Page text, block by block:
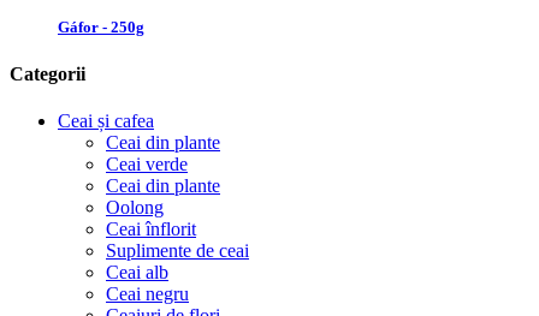
Gáfor - 250g
Categorii
Ceai și cafea
Ceai din plante
Ceai verde
Ceai din plante
Oolong
Ceai înflorit
Suplimente de ceai
Ceai alb
Ceai negru